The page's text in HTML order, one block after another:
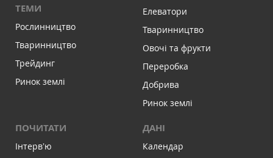
ТЕМИ
Рослинництво
Тваринництво
Трейдинг
Ринок землі
Елеватори
Тваринництво
Овочі та фрукти
Переробка
Добрива
Ринок землі
ПОЧИТАТИ
Інтервʼю
ДАНІ
Календар